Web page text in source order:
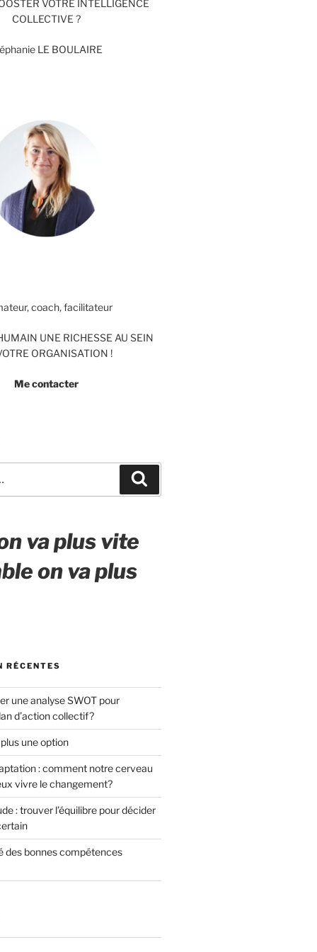
VOTRE INTELLIGENCE
COLLECTIVE ?
LE BOULAIRE
coach, facilitateur
UNE RICHESSE AU SEIN
ORGANISATION !
Me contacter
va plus vite
on va plus
RÉCENTES
une analyse SWOT pour
d’action collectif?
plus une option
: comment notre cerveau
vivre le changement?
: trouver l’équilibre pour décider
des bonnes compétences